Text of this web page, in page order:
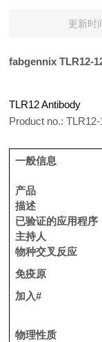
更新
fabgennix TLR12-
TLR12 Antibody
Product no.:
一般信息
产品
描述
已验证的应用程序
主持人
物种交叉反应
免疫原
加入#
物理性质